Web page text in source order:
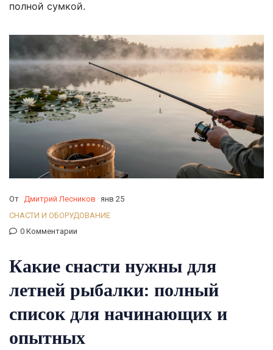
полной сумкой.
От Дмитрий Лесников янв 25
СНАСТИ И ОБОРУДОВАНИЕ
0 Комментарии
Какие снасти нужны для
летней рыбалки: полный
список для начинающих и
опытных